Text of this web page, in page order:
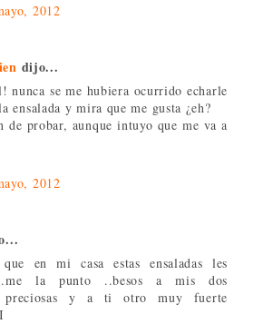
2012
dijo...
nunca se me hubiera ocurrido echarle
ensalada y mira que me gusta ¿eh?
de probar, aunque intuyo que me va a
2012
que en mi casa estas ensaladas les
la punto ..besos a mis dos
preciosas y a ti otro muy fuerte